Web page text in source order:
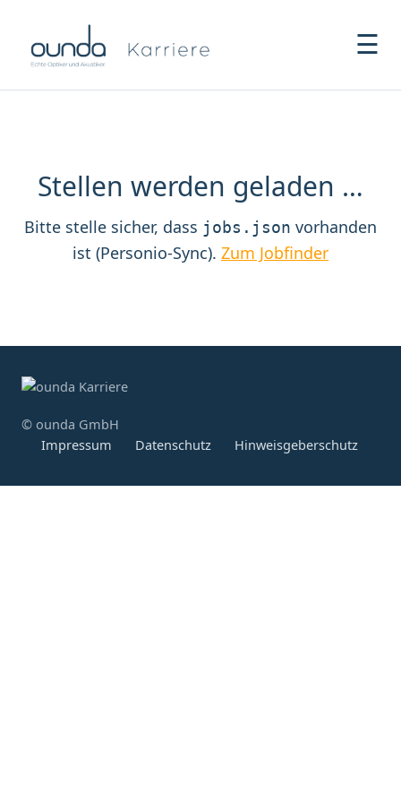
☰
Stellen werden geladen …
Bitte stelle sicher, dass jobs.json vorhanden
ist (Personio-Sync). Zum Jobfinder
© ounda GmbH
Impressum
Datenschutz Hinweisgeberschutz